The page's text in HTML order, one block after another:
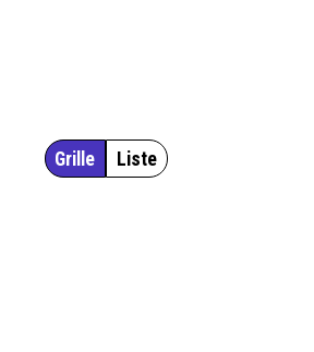
Grille Liste